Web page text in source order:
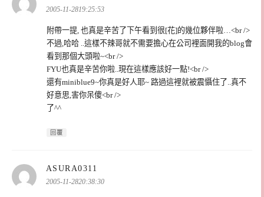
示:
2005-11-2819:25:53
附帶一提, 也真是辛苦了下午看到很[花]的幾位夥伴啦…<br />
不過,哈哈 ..這樣不辣哥就不需要擔心在公司裡面開我的blog會
看到那個大頭啦~<br />
FYU也真是辛苦你啦..現在這樣應該好一點!<br />
還有miniblue9~你真是好人耶~ 路過這裡就被震懾住了..真不
好意思,害你呆傻<br />
了^^
回覆
ASURA0311
示:
2005-11-2820:38:30